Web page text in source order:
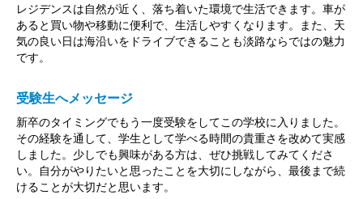
レジデンスは自然が近く、落ち着いた環境で生活できます。車が
あると買い物や移動に便利で、生活しやすくなります。また、天
気の良い日は海沿いをドライブできることも淡路ならではの魅力
です。
受験生へメッセージ
新卒のタイミングでもう一度受験をしてこの学校に入りました。
その経験を通して、学生として学べる時間の貴重さを改めて実感
しました。少しでも興味がある方は、ぜひ挑戦してみてくださ
い。自分がやりたいと思ったことを大切にしながら、最後まで続
けることが大切だと思います。